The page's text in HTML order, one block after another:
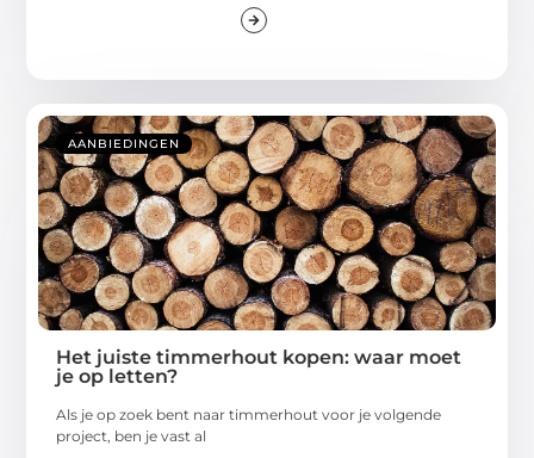
AANBIEDINGEN
Het juiste timmerhout kopen: waar moet
je op letten?
Als je op zoek bent naar timmerhout voor je volgende
project, ben je vast al